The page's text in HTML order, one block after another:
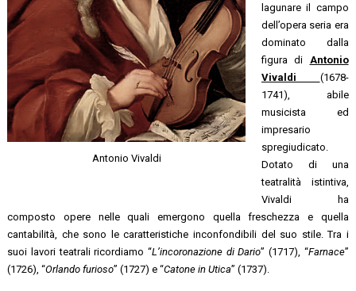
Antonio Vivaldi
lagunare il campo
dell’opera seria era
dominato dalla
figura di Antonio
Vivaldi (1678-
1741), abile
musicista ed
impresario
spregiudicato.
Dotato di una
teatralità istintiva,
Vivaldi ha
composto opere nelle quali emergono quella freschezza e quella
cantabilità, che sono le caratteristiche inconfondibili del suo stile. Tra i
suoi lavori teatrali ricordiamo “L’incoronazione di Dario” (1717), “Farnace”
(1726), “Orlando furioso” (1727) e “Catone in Utica” (1737).